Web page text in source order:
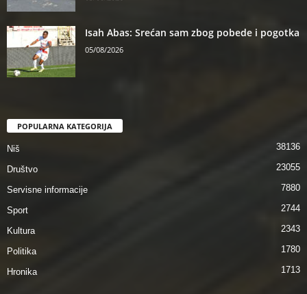
Isah Abas: Srećan sam zbog pobede i pogotka
05/08/2026
POPULARNA KATEGORIJA
Niš 38136
Društvo 23055
Servisne informacije 7880
Sport 2744
Kultura 2343
Politika 1780
Hronika 1713